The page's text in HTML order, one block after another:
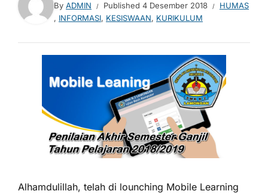
By ADMIN Published 4 Desember 2018
HUMAS
, INFORMASI, KESISWAAN, KURIKULUM
Alhamdulillah, telah di lounching Mobile Learning